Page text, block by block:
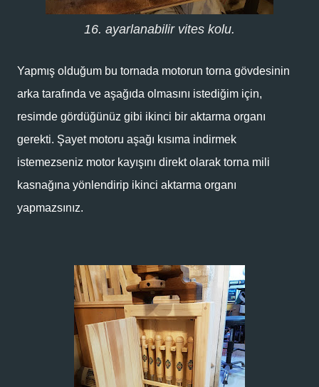
16. ayarlanabilir vites kolu.
Yapmış olduğum bu tornada motorun torna gövdesinin
arka tarafında ve aşağıda olmasını istediğim için,
resimde gördüğünüz gibi ikinci bir aktarma organı
gerekti. Şayet motoru aşağı kısıma indirmek
istemezseniz motor kayışını direkt olarak torna mili
kasnağına yönlendirip ikinci aktarma organı
yapmazsınız.